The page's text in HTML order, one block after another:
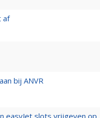
af
bij ANVR
easyJet slots vrijgeven op